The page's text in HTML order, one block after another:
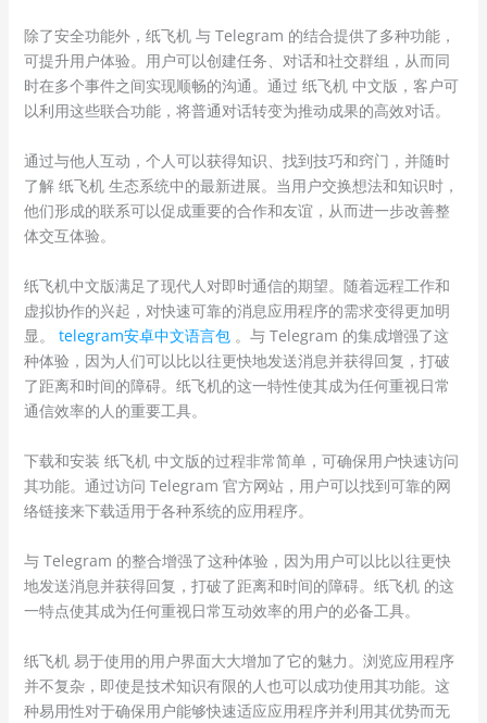
除了安全功能外，纸飞机 与 Telegram 的结合提供了多种功能，
可提升用户体验。用户可以创建任务、对话和社交群组，从而同
时在多个事件之间实现顺畅的沟通。通过 纸飞机 中文版，客户可
以利用这些联合功能，将普通对话转变为推动成果的高效对话。
通过与他人互动，个人可以获得知识、找到技巧和窍门，并随时
了解 纸飞机 生态系统中的最新进展。当用户交换想法和知识时，
他们形成的联系可以促成重要的合作和友谊，从而进一步改善整
体交互体验。
纸飞机中文版满足了现代人对即时通信的期望。随着远程工作和
虚拟协作的兴起，对快速可靠的消息应用程序的需求变得更加明
显。 telegram安卓中文语言包。与 Telegram 的集成增强了这
种体验，因为人们可以比以往更快地发送消息并获得回复，打破
了距离和时间的障碍。纸飞机的这一特性使其成为任何重视日常
通信效率的人的重要工具。
下载和安装 纸飞机 中文版的过程非常简单，可确保用户快速访问
其功能。通过访问 Telegram 官方网站，用户可以找到可靠的网
络链接来下载适用于各种系统的应用程序。
与 Telegram 的整合增强了这种体验，因为用户可以比以往更快
地发送消息并获得回复，打破了距离和时间的障碍。纸飞机 的这
一特点使其成为任何重视日常互动效率的用户的必备工具。
纸飞机 易于使用的用户界面大大增加了它的魅力。浏览应用程序
并不复杂，即使是技术知识有限的人也可以成功使用其功能。这
种易用性对于确保用户能够快速适应应用程序并利用其优势而无